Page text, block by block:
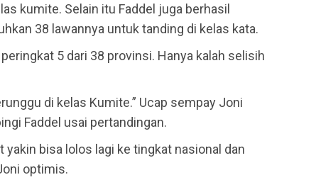
kumite. Selain itu Faddel juga berhasil
38 lawannya untuk tanding di kelas kata.
5 dari 38 provinsi. Hanya kalah selisih
di kelas Kumite.” Ucap sempay Joni
Faddel usai pertandingan.
yakin bisa lolos lagi ke tingkat nasional dan
optimis.